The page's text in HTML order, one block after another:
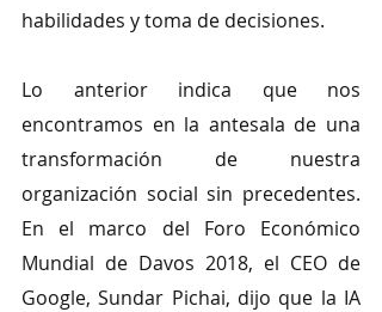
habilidades y toma de decisiones.
Lo anterior indica que nos
encontramos en la antesala de una
transformación de nuestra
organización social sin precedentes.
En el marco del Foro Económico
Mundial de Davos 2018, el CEO de
Google, Sundar Pichai, dijo que la IA